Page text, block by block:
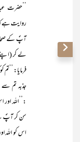
’’حضرت
روایت ہے
آپؐ کے
لے کر
فرمایا:
جذبہ تم
:’’اللہ
سن کر آپؐ
اس کو اللہ